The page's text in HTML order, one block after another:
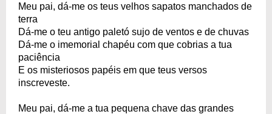
Meu pai, dá-me os teus velhos sapatos manchados de
terra
Dá-me o teu antigo paletó sujo de ventos e de chuvas
Dá-me o imemorial chapéu com que cobrias a tua
paciência
E os misteriosos papéis em que teus versos
inscreveste.
Meu pai, dá-me a tua pequena chave das grandes